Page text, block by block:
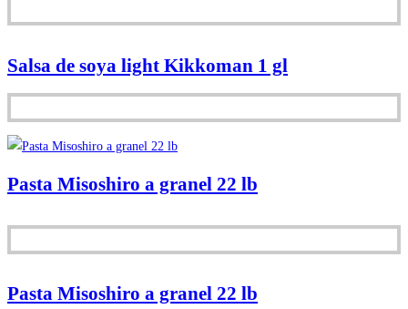
Salsa de soya light Kikkoman 1 gl
Pasta Misoshiro a granel 22 lb
Pasta Misoshiro a granel 22 lb